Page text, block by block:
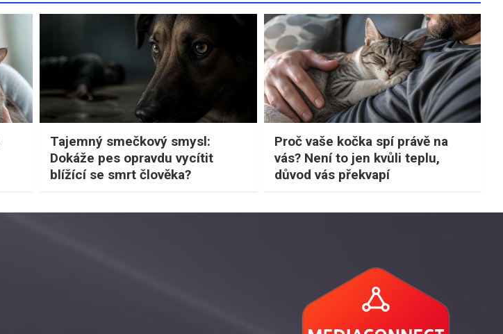
Tajemný smečkový smysl:
Dokáže pes opravdu vycítit
blížící se smrt člověka?
Proč vaše kočka spí právě na
vás? Není to jen kvůli teplu,
důvod vás překvapí